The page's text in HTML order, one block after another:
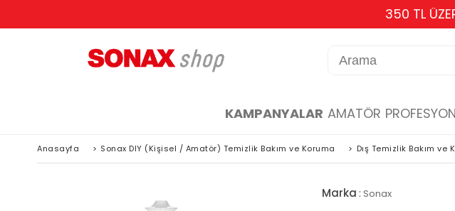
TÜM
KAMPANYALAR AMATÖR
Anasayfa > Sonax DIY (Kişisel / Amatör) Temizlik Bakım ve Koruma > Dış Temizlik Bakım ve
Marka : Sonax